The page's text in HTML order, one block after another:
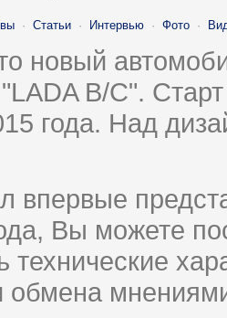
· Статьи · Интервью · Фото ·
новый
B/C".
года. Над
впервые
Вы можете
технические